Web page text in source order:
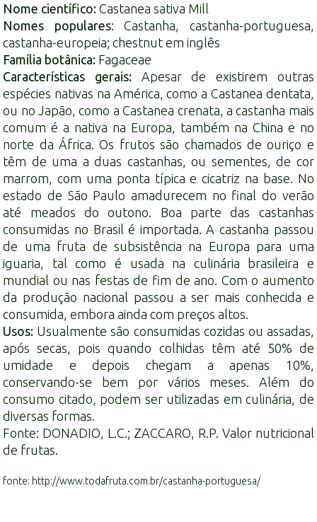
Nome científico:Castanea sativa Mill
Nomes populares: Castanha, castanha-portuguesa,
castanha-europeia;chestnut em inglês
Família botânica: Fagaceae
Características gerais: Apesar de existirem outras
espécies nativas na América, como a Castanea dentata,
ou no Japão, como aCastanea crenata, a castanha mais
comum é a nativa na Europa, também na China e no
norte da África. Os frutos são chamados de ouriço e
têm de uma a duas castanhas, ou sementes, de cor
marrom, com uma ponta típica e cicatriz na base. No
estado de São Paulo amadurecem no final do verão
até meados do outono. Boa parte das castanhas
consumidas no Brasil é importada. A castanha passou
de uma fruta de subsistência na Europa para uma
iguaria, tal como é usada na culinária brasileira e
mundial ou nas festas de fim de ano. Com o aumento
da produção nacional passou a ser mais conhecida e
consumida, embora ainda com preços altos.
Usos: Usualmente são consumidas cozidas ou assadas,
após secas, pois quando colhidas têm até 50% de
umidade e depois chegam a apenas 10%,
conservando-se bem por vários meses. Além do
consumo citado, podem ser utilizadas em culinária, de
diversas formas.
Fonte: DONADIO, L.C.; ZACCARO, R.P. Valor nutricional
de frutas.
fonte: http://www.todafruta.com.br/castanha-portuguesa/